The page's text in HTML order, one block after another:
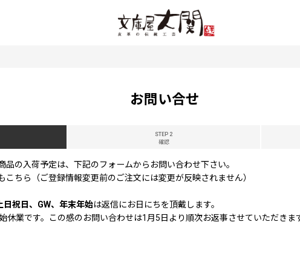
お問い合せ
STEP 2
確認
品の入荷予定は、下記のフォームからお問い合わせ下さい。
こちら（ご登録情報変更前のご注文には変更が反映されません）
日祝日、GW、年末年始は返信にお日にちを頂戴します。
業です。この感のお問い合わせは1月5日より順次お返事させていただきま